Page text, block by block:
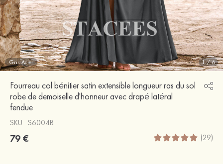
Gris Acier 1/6
Fourreau col bénitier satin extensible longueur ras du sol
robe de demoiselle d'honneur avec drapé latéral
fendue
SKU : S6004B
79 € (29)